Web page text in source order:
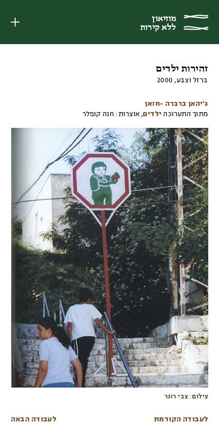
מוזיאון
ללא קירות
מוזיאון
ללא קירות
זהירות ילדים
ברזל וצבע,
2000
ג'יהאן ברברה -חזאן
מתוך התערוכה ילדים, אוצרות: חנה קופלר
צילום: צבי רוגר
לעבודה הקודמת לעבודה הבאה